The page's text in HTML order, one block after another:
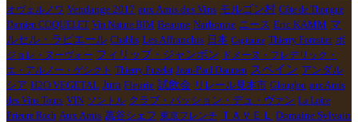
オヴェルノワ Vendange 2017 aux Amis des Vins モルゴン村 Côte de Thongue
Damien COQUELET Vin Nature BIM Beaune Narbonne ニース Eric KAMM マ
ルセル・ラピエール Chablis Les Affranchis 日本 Capitaine Thierry Forestier ボ
ジョレ・ヌーヴォー フィリップ・ジャンボン
ドメーヌ・フレデリック・
エ・アルノー・ゲシクト Thierry Puzelat Jean-Paul Daumen スペイン アンダル
シア H2O VEGETAL Jura Fleurie 試飲会 リレール見本市 Glouglou aux Amis
des Vins Tours VIN ソントル クラブ・パッション・デュ・ヴァン La Loire
Prieure Roch Aux Amis 萬谷シェフ 東京フレンチ ＴＡＶＥＬ
Domaine Sylvain